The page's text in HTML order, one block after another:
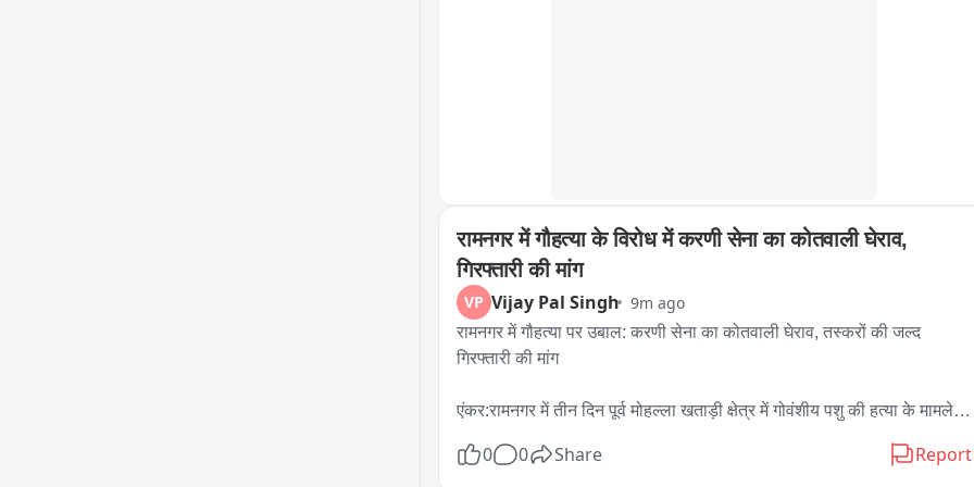
रामनगर में गौहत्या के विरोध में करणी सेना का कोतवाली घेराव,
गिरफ्तारी की मांग
VP Vijay Pal Singh 9m ago
रामनगर में गौहत्या पर उबाल: करणी सेना का कोतवाली घेराव, तस्करों की जल्द
गिरफ्तारी की मांग
एंकर:रामनगर में तीन दिन पूर्व मोहल्ला खताड़ी क्षेत्र में गोवंशीय पशु की हत्या के मामले
विरोध के बाद अब करणी सेना भी सड़क पर उतर आई है, शुक्रवार को करणी सेना के
0 0 Share Report